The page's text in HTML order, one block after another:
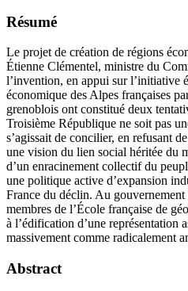
Résumé
Le projet de création de régions
Étienne Clémentel, ministre du
l’invention, en appui sur l’initiative
économique des Alpes françaises
grenoblois ont constitué deux
Troisième République ne soit pas
s’agissait de concilier, en refusant
une vision du lien social héritée du
d’un enracinement collectif du
une politique active d’expansion
France du déclin. Au gouvernement
membres de l’École française de
à l’édification d’une représentation
massivement comme radicalement
Abstract